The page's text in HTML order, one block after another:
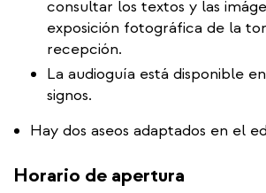
consultar los textos y las
exposición fotográfica de la
recepción.
La audioguía está disponible
signos.
Hay dos aseos adaptados en el
Horario de apertura